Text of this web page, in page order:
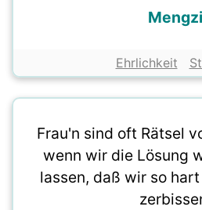
Mengzi
Ehrlichkeit
Frau'n sind oft Rätsel
wenn wir die Lösung
lassen, daß wir so